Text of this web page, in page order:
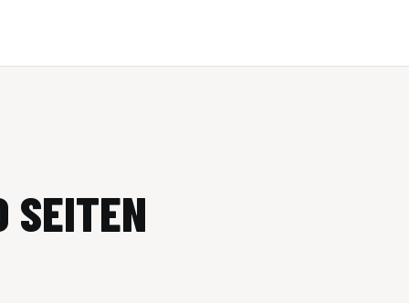
SEITEN